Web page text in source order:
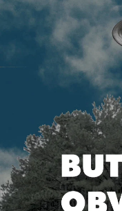
COMPLOTTI,
EVERGREEN
EDITORIALI